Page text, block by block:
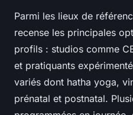
Parmi les lieux de
recense les principales
profils : studios comme
et pratiquants
variés dont hatha yoga,
prénatal et postnatal.